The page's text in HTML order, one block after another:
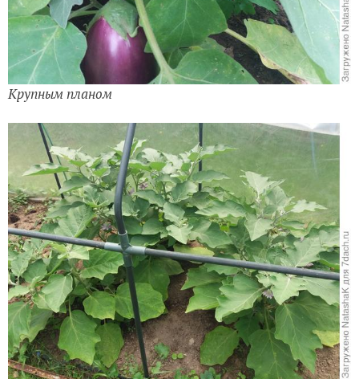
Крупным планом